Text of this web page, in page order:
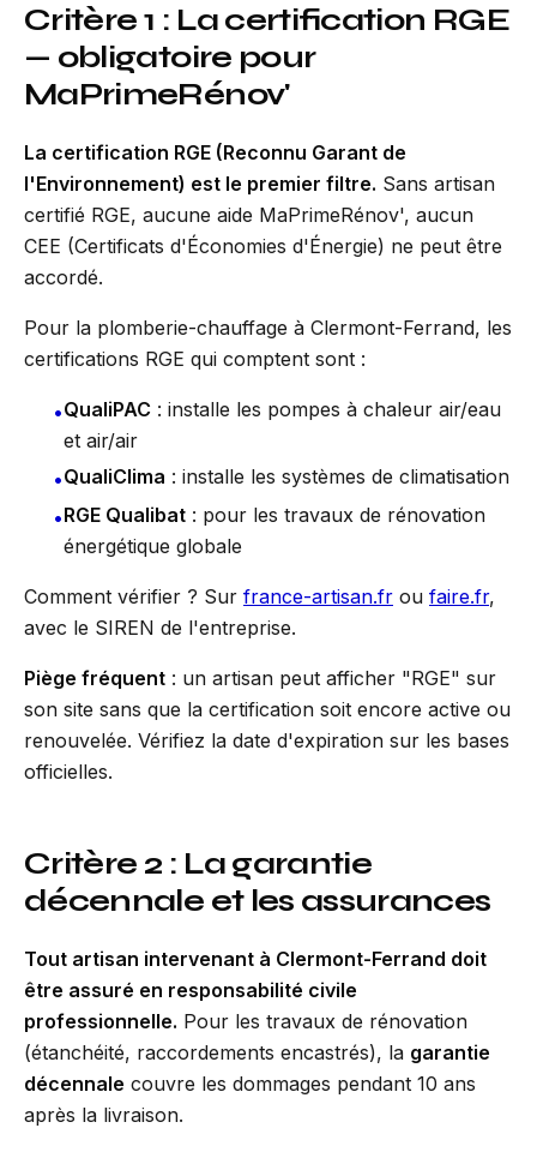
Critère 1 : La certification RGE
— obligatoire pour
MaPrimeRénov'
La certification RGE (Reconnu Garant de
l'Environnement) est le premier filtre. Sans artisan
certifié RGE, aucune aide MaPrimeRénov', aucun
CEE (Certificats d'Économies d'Énergie) ne peut être
accordé.
Pour la plomberie-chauffage à Clermont-Ferrand, les
certifications RGE qui comptent sont :
•QualiPAC : installe les pompes à chaleur air/eau
et air/air
•QualiClima : installe les systèmes de climatisation
•RGE Qualibat : pour les travaux de rénovation
énergétique globale
Comment vérifier ? Sur france-artisan.fr ou faire.fr,
avec le SIREN de l'entreprise.
Piège fréquent : un artisan peut afficher "RGE" sur
son site sans que la certification soit encore active ou
renouvelée. Vérifiez la date d'expiration sur les bases
officielles.
Critère 2 : La garantie
décennale et les assurances
Tout artisan intervenant à Clermont-Ferrand doit
être assuré en responsabilité civile
professionnelle. Pour les travaux de rénovation
(étanchéité, raccordements encastrés), la garantie
décennale couvre les dommages pendant 10 ans
après la livraison.